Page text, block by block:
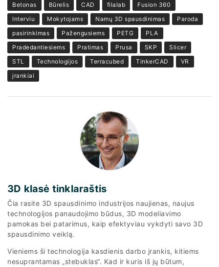
Betonas
Būrelis CAD filalab
Fusion 360
Interviu
Mokytojams Namų 3D spausdinimas
Paroda
pasirinkimas
Pažengusiems PETG
PLA
Pradedantiesiems
Pratimas Prusa SKP
Slicer
STL
Technologijos Terracubed TinkerCAD
VR
įrankiai
3D klasė tinklaraštis
Čia rasite 3D spausdinimo industrijos naujienas, naujus
technologijos panaudojimo būdus, 3D modeliavimo
pamokas bei patarimus, kaip efektyviau vykdyti savo 3D
spausdinimo veiklą.
Vieniems ši technologija kasdienis darbo įrankis, kitiems
nesuprantamas „stebuklas“. Kad ir kuris iš jų būtum,